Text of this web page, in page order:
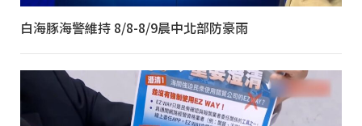
白海豚海警維持 8/8-8/9晨中北部防豪雨